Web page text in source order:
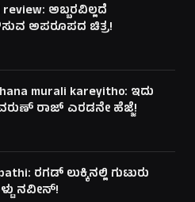
ಅಬ್ಬರವಿಲ್ಲದೆ
ಅಪರೂಪದ ಚಿತ್ರ!
murali kareyitho: ಇದು
ರಾಜ್ ಎರಡನೇ ಹೆಜ್ಜೆ!
ರಗಡ್ ಲುಕ್ಕಿನಲ್ಲಿ ಗುಟುರು
ನವೀನ್!